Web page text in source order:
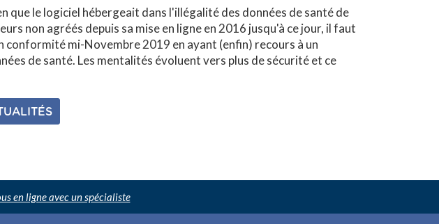
que le logiciel hébergeait dans l'illégalité des données de santé de
non agréés depuis sa mise en ligne en 2016 jusqu'à ce jour, il faut
conformité mi-Novembre 2019 en ayant (enfin) recours à un
de santé. Les mentalités évoluent vers plus de sécurité et ce
en ligne avec un spécialiste